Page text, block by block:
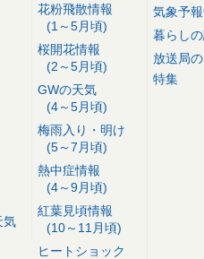
気
花粉飛散情報
(1～5月頃)
桜開花情報
(2～5月頃)
GWの天気
(4～5月頃)
梅雨入り・明け
(5～7月頃)
熱中症情報
(4～9月頃)
紅葉見頃情報
(10～11月頃)
ヒートショック
気象予
暮らし
放送局
特集